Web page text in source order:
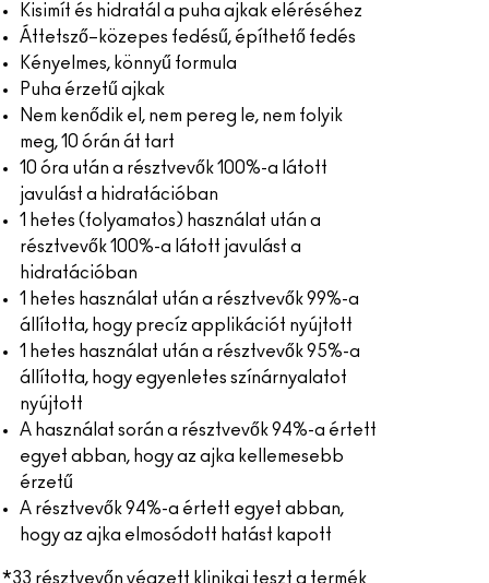
Kisimít és hidratál a puha ajkak eléréséhez
Áttetsző–közepes fedésű, építhető fedés
Kényelmes, könnyű formula
Puha érzetű ajkak
Nem kenődik el, nem pereg le, nem folyik
meg, 10 órán át tart
10 óra után a résztvevők 100%-a látott
javulást a hidratációban
1 hetes (folyamatos) használat után a
résztvevők 100%-a látott javulást a
hidratációban
1 hetes használat után a résztvevők 99%-a
állította, hogy precíz applikációt nyújtott
1 hetes használat után a résztvevők 95%-a
állította, hogy egyenletes színárnyalatot
nyújtott
A használat során a résztvevők 94%-a értett
egyet abban, hogy az ajka kellemesebb
érzetű
A résztvevők 94%-a értett egyet abban,
hogy az ajka elmosódott hatást kapott
*33 résztvevőn végzett klinikai teszt a termék